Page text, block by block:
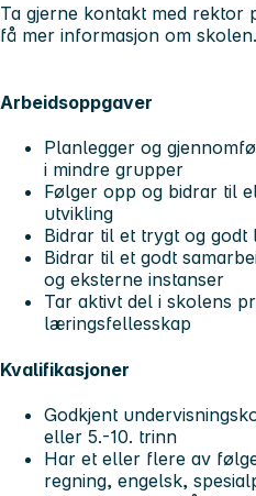
Ta gjerne kontakt med
få mer informasjon om skolen.
Arbeidsoppgaver
Planlegger og
i mindre grupper
Følger opp og bidrar til
utvikling
Bidrar til et trygt og godt
Bidrar til et godt
og eksterne instanser
Tar aktivt del i skolens
læringsfellesskap
Kvalifikasjoner
Godkjent
eller 5.-10. trinn
Har et eller flere av
regning, engelsk,